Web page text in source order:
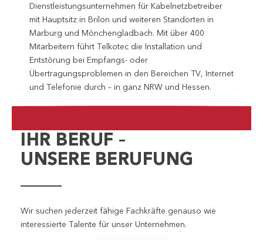
Dienstleistungsunternehmen für Kabelnetzbetreiber
mit Hauptsitz in Brilon und weiteren Standorten in
Marburg und Mönchengladbach. Mit über 400
Mitarbeitern führt Telkotec die Installation und
Entstörung bei Empfangs- oder
Übertragungsproblemen in den Bereichen TV, Internet
und Telefonie durch – in ganz NRW und Hessen.
IHR BERUF –
UNSERE BERUFUNG
Wir suchen jederzeit fähige Fachkräfte genauso wie
interessierte Talente für unser Unternehmen.